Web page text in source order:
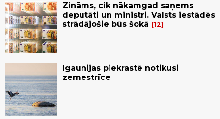
Zināms, cik nākamgad saņems
deputāti un ministri. Valsts iestādēs
strādājošie būs šokā
12
Igaunijas piekrastē notikusi
zemestrīce